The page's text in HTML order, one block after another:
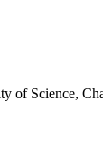
of Science,